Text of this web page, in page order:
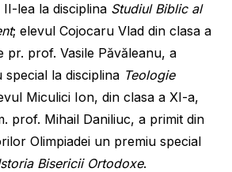
lea la disciplina Studiul Biblic al
; elevul Cojocaru Vlad din clasa a
pr. prof. Vasile Păvăleanu, a
la disciplina Teologie
Miculici Ion, din clasa a XI-a,
prof. Mihail Daniliuc, a primit din
Olimpiadei un premiu special
Bisericii Ortodoxe.